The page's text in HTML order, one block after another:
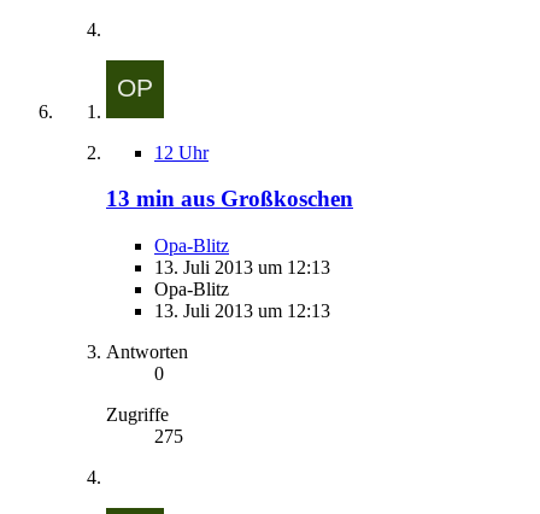
12 Uhr
13 min aus Großkoschen
Opa-Blitz
13. Juli 2013 um 12:13
Opa-Blitz
13. Juli 2013 um 12:13
Antworten
0
Zugriffe
275